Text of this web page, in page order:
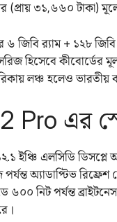
৩১,৬৬০ টাকা)
জিবি র‌্যাম + ১২৮
হিসেবে কীবোর্ডের
লঞ্চ হলেও ভারতীয়
Pro এর
ইঞ্চি এলসিডি
অ্যাডাপ্টিভ
৬০০ নিট পর্যন্ত